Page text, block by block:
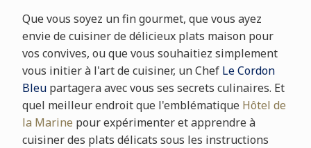
Que vous soyez un fin gourmet, que vous ayez
envie de cuisiner de délicieux plats maison pour
vos convives, ou que vous souhaitiez simplement
vous initier à l'art de cuisiner, un Chef Le Cordon
Bleupartagera avec vous ses secrets culinaires. Et
quel meilleur endroit que l'emblématique Hôtel de
la Marine pour expérimenter et apprendre à
cuisiner des plats délicats sous les instructions